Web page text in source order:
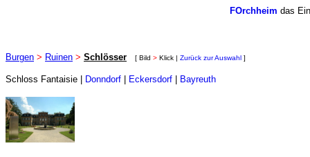
FOrchheim das
Burgen > Ruinen > Schlösser [ Bild > Klick | Zurück zur Auswahl ]
Schloss Fantaisie | Donndorf Eckersdorf Bayreuth